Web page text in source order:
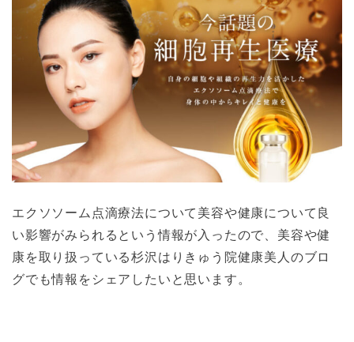
エクソソーム点滴療法について美容や健康について良
い影響がみられるという情報が入ったので、美容や健
康を取り扱っている杉沢はりきゅう院健康美人のブロ
グでも情報をシェアしたいと思います。